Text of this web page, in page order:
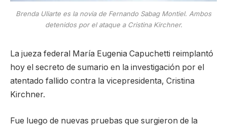
Brenda Uliarte es la novia de Fernando Sabag Montiel. Ambos
detenidos por el ataque a Cristina Kirchner.
La jueza federal María Eugenia Capuchetti reimplantó
hoy el secreto de sumario en la investigación por el
atentado fallido contra la vicepresidenta, Cristina
Kirchner.
Fue luego de nuevas pruebas que surgieron de la